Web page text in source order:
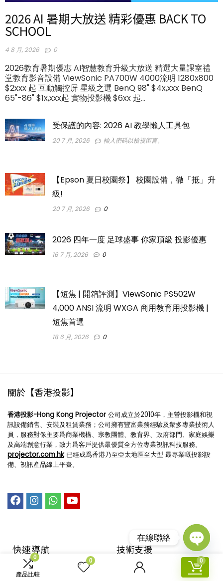
0
產品比較
0 0
2026 AI 暑期大放送 精彩優惠 BACK TO
SCHOOL
4 8 月, 2026 0
2026教育暑期優惠 AI智慧教育升級大放送 精選大量課室禮
堂教育影音設備 ViewSonic PA700W 4000流明 1280x800
$2xxx 起 互動觸控屏 星級之選 BenQ 98" $4x,xxx BenQ
65"-86" $1x,xxx起 實物投影機 $6xx 起...
受保護的內容: 2026 AI 教學懶人工具包
20 7 月, 2026 輸入密碼以檢視留言。
【Epson 夏日校園祭】 校園設備，徹「抵」升
級!
20 7 月, 2026 0
2026 四年一度 足球盛事 你家頂級 投影優惠
16 7 月, 2026 0
【短焦 | 開箱評測】ViewSonic PS502W
4,000 ANSI 流明 WXGA 商用教育用投影機 |
短焦首選
18 6 月, 2026 0
關於【香港投影】
香港投影-Hong Kong Projector 公司成立於2010年，主營投影機和視
訊設備銷售、安裝及租賃業務；公司擁有豐富業務經驗及衆多專業技術人
員，服務對像主要爲商業機構、宗教團體、教育界、政府部門、家庭娛樂
及高端創意行業，致力爲客戶提供最優質全方位專業視訊科技服務。
projector.com.hk 已經成爲香港乃至亞太地區至大型 最專業嘅投影設
備、視訊產品線上平臺。
快速導航
回到首頁
技術支援​
購物指引
在線聯絡
Open
chaty